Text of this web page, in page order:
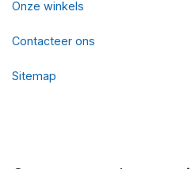
Onze winkels
Contacteer ons
Sitemap